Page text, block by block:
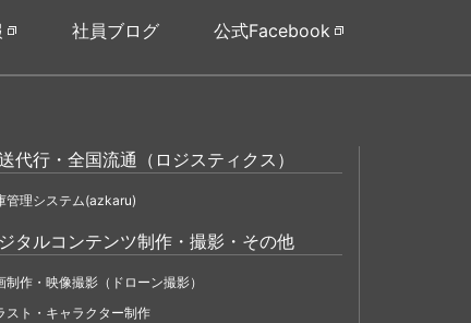
社員ブログ 公式Facebook
代行・全国流通（ロジスティクス）
管理システム(azkaru)
タルコンテンツ制作・撮影・その他
制作・映像撮影（ドローン撮影）
スト・キャラクター制作